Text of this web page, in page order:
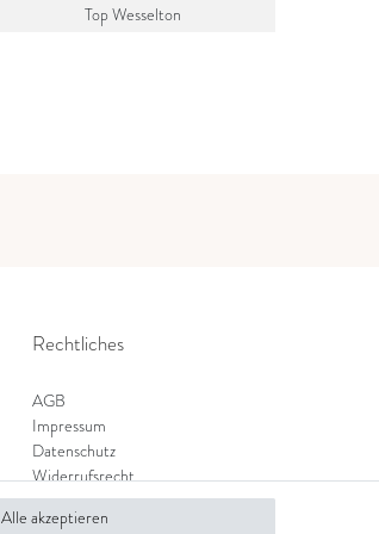
Top Wesselton
Rechtliches
AGB
Impressum
Datenschutz
Widerrufsrecht
Zahlung und Versand
Widerrufsformular
Alle akzeptieren